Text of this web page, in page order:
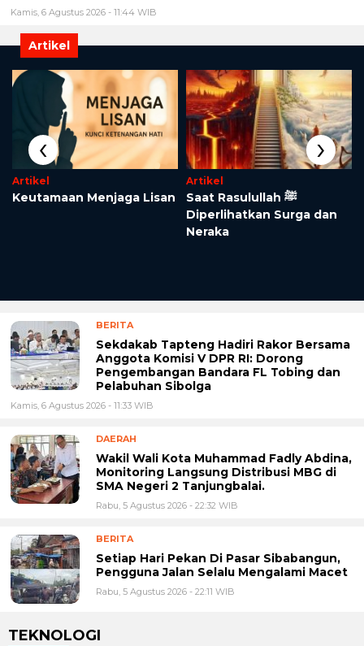
Kamis, 6 Agustus 2026 - 11:44 WIB
Artikel
Artikel
Keutamaan Menjaga Lisan
Artikel
Saat Rasulullah ﷺ
Diperlihatkan Surga dan
Neraka
‹ ›
BERITA
Sekdakab Tapteng Hadiri Rakor Bersama
Anggota Komisi V DPR RI: Dorong
Pengembangan Bandara FL Tobing dan
Pelabuhan Sibolga
Kamis, 6 Agustus 2026 - 11:33 WIB
DAERAH
Wakil Wali Kota Muhammad Fadly Abdina,
Monitoring Langsung Distribusi MBG di
SMA Negeri 2 Tanjungbalai.
Rabu, 5 Agustus 2026 - 22:32 WIB
BERITA
Setiap Hari Pekan Di Pasar Sibabangun,
Pengguna Jalan Selalu Mengalami Macet
Rabu, 5 Agustus 2026 - 22:11 WIB
TEKNOLOGI